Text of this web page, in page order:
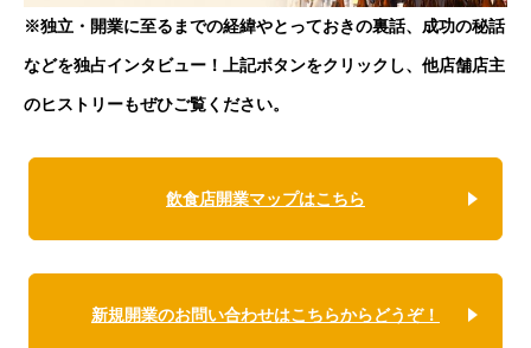
※独立・開業に至るまでの経緯やとっておきの裏話、成功の秘話
などを独占インタビュー！上記ボタンをクリックし、他店舗店主
のヒストリーもぜひご覧ください。
飲食店開業マップはこちら
新規開業のお問い合わせはこちらからどうぞ！